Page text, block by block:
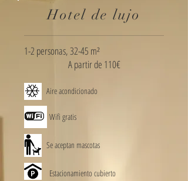
Hotel de lujo
1-2 personas, 32-45 m²
A partir de 110€
Aire acondicionado
Wifi gratis
Se aceptan mascotas
Estacionamiento cubierto